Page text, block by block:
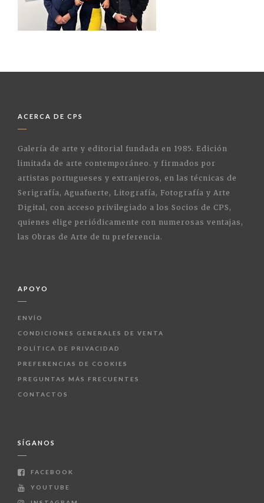
ACERCA DE CPS
Galería de arte y editorial fundada en 1985. Edición
limitada de arte contemporáneo. y firmados por
artistas portugueses y extranjeros, en las técnicas de
Serigrafía, Aguafuerte, Litografía, Fotografía y Arte
Digital, con acceso privilegiado a los Socios de CPS,
quienes elige periódicamente con numerosas ventajas,
las Obras de Arte de tu preferencia.
APOYO
ENVÍO
CONDICIONES GENERALES DE VENTA
POLÍTICA DE PRIVACIDAD
PREFERENCIAS DE COOKIES
PREGUNTAS MÁS FRECUENTES
CONTACTOS
SÍGANOS
FACEBOOK
YOUTUBE